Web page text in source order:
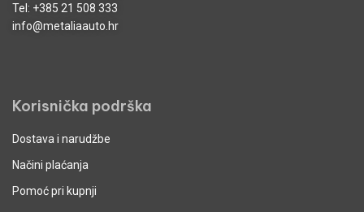
Tel: +385 21 508 333
info@metaliaauto.hr
Korisnička podrška
Dostava i narudžbe
Načini plaćanja
Pomoć pri kupnji